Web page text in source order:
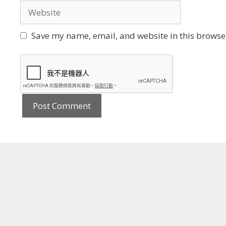
Save my name, email, and website in this